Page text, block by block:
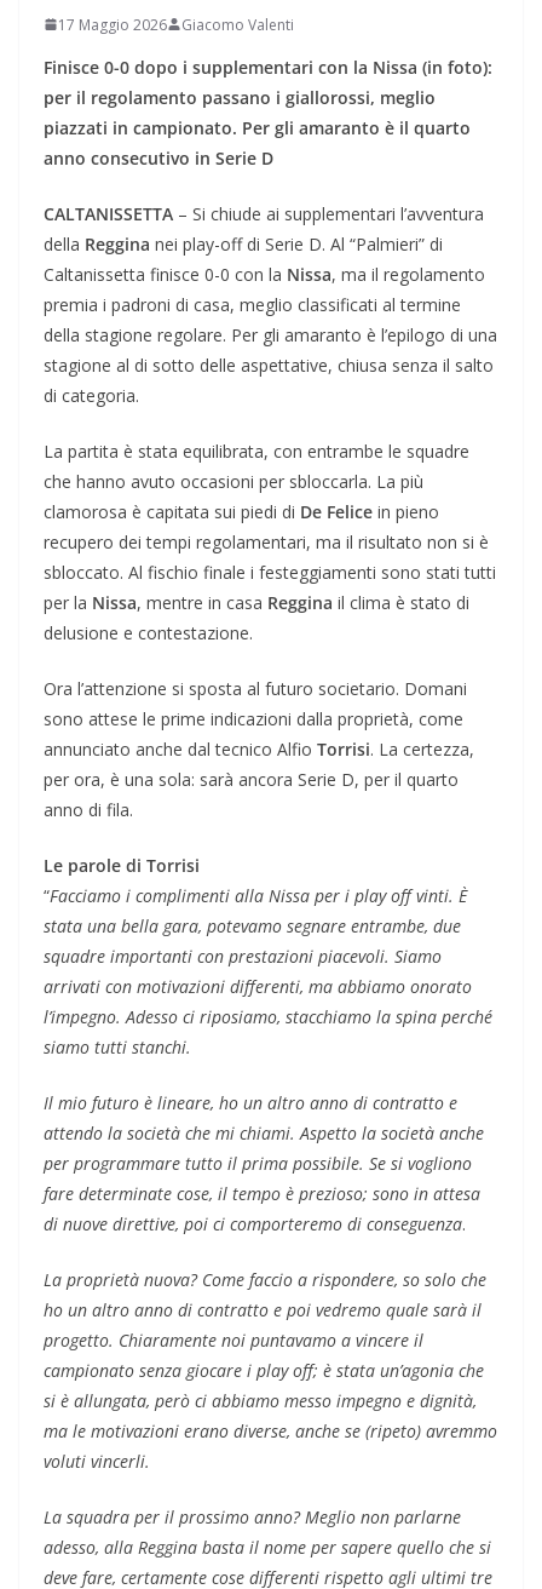
17 Maggio 2026 Giacomo Valenti
Finisce 0-0 dopo i supplementari con la Nissa (in foto):
per il regolamento passano i giallorossi, meglio
piazzati in campionato. Per gli amaranto è il quarto
anno consecutivo in Serie D
CALTANISSETTA – Si chiude ai supplementari l’avventura
della Reggina nei play-off di Serie D. Al “Palmieri” di
Caltanissetta finisce 0-0 con la Nissa, ma il regolamento
premia i padroni di casa, meglio classificati al termine
della stagione regolare. Per gli amaranto è l’epilogo di una
stagione al di sotto delle aspettative, chiusa senza il salto
di categoria.
La partita è stata equilibrata, con entrambe le squadre
che hanno avuto occasioni per sbloccarla. La più
clamorosa è capitata sui piedi di De Felice in pieno
recupero dei tempi regolamentari, ma il risultato non si è
sbloccato. Al fischio finale i festeggiamenti sono stati tutti
per la Nissa, mentre in casa Reggina il clima è stato di
delusione e contestazione.
Ora l’attenzione si sposta al futuro societario. Domani
sono attese le prime indicazioni dalla proprietà, come
annunciato anche dal tecnico Alfio Torrisi. La certezza,
per ora, è una sola: sarà ancora Serie D, per il quarto
anno di fila.
Le parole di Torrisi
“Facciamo i complimenti alla Nissa per i play off vinti. È
stata una bella gara, potevamo segnare entrambe, due
squadre importanti con prestazioni piacevoli. Siamo
arrivati con motivazioni differenti, ma abbiamo onorato
l’impegno. Adesso ci riposiamo, stacchiamo la spina perché
siamo tutti stanchi.
Il mio futuro è lineare, ho un altro anno di contratto e
attendo la società che mi chiami. Aspetto la società anche
per programmare tutto il prima possibile. Se si vogliono
fare determinate cose, il tempo è prezioso; sono in attesa
di nuove direttive, poi ci comporteremo di conseguenza.
La proprietà nuova? Come faccio a rispondere, so solo che
ho un altro anno di contratto e poi vedremo quale sarà il
progetto. Chiaramente noi puntavamo a vincere il
campionato senza giocare i play off; è stata un’agonia che
si è allungata, però ci abbiamo messo impegno e dignità,
ma le motivazioni erano diverse, anche se (ripeto) avremmo
voluti vincerli.
La squadra per il prossimo anno? Meglio non parlarne
adesso, alla Reggina basta il nome per sapere quello che si
deve fare, certamente cose differenti rispetto agli ultimi tre